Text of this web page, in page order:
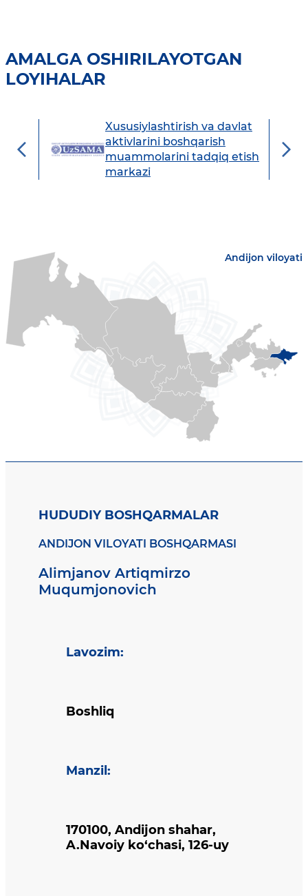
AMALGA OSHIRILAYOTGAN
LOYIHALAR
Xususiylashtirish va davlat
aktivlarini boshqarish
muammolarini tadqiq etish
markazi
Andijon viloyati
HUDUDIY BOSHQARMALAR
ANDIJON VILOYATI BOSHQARMASI
Alimjanov Artiqmirzo
Muqumjonovich
Lavozim:
Boshliq
Manzil :
170100, Andijon shahar,
A.Navoiy ko‘chasi, 126-uy